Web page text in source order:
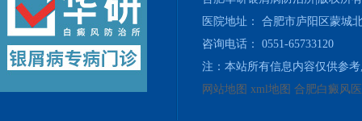
医院地址： 合肥市庐阳区蒙城
咨询电话： 0551-65733120
注：本站所有信息内容仅供参
网站地图 xml地图 合肥白癜风